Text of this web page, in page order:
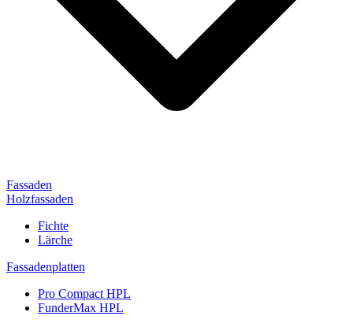
Fassaden
Holzfassaden
Fichte
Lärche
Fassadenplatten
Pro Compact HPL
FunderMax HPL